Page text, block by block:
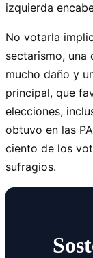
izquierda
No votarla
sectarismo, una
mucho daño y
principal, que
elecciones,
obtuvo en las
ciento de los
sufragios.